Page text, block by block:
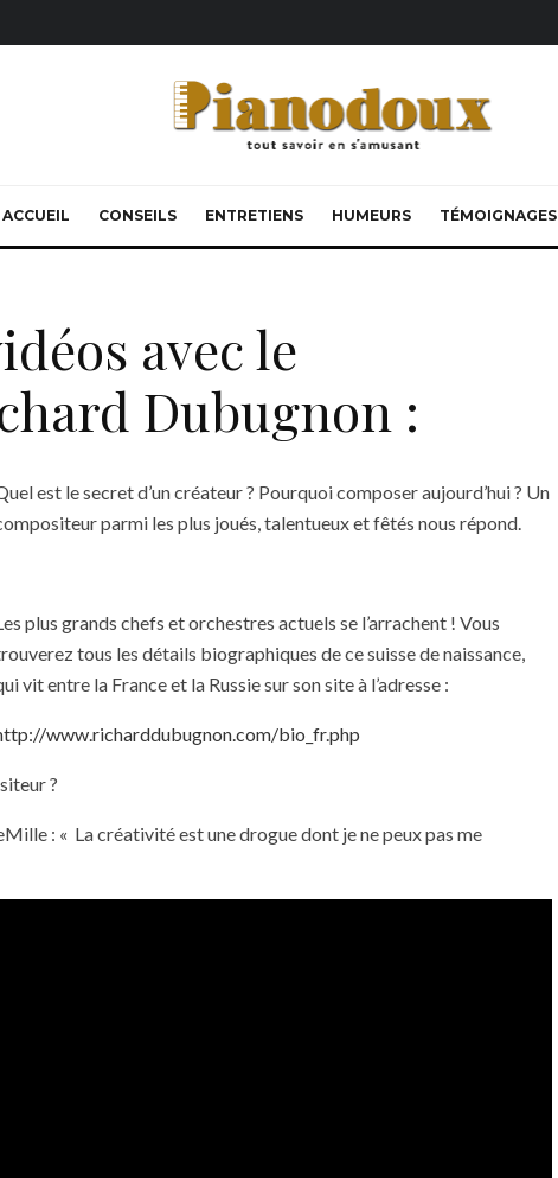
ACCUEIL CONSEILS ENTRETIENS HUMEURS TÉMOIGNAGES
avec le
Dubugnon :
est le secret d’un créateur ? Pourquoi composer aujourd’hui ? Un
parmi les plus joués, talentueux et fêtés nous répond.
plus grands chefs et orchestres actuels se l’arrachent ! Vous
tous les détails biographiques de ce suisse de naissance,
vit entre la France et la Russie sur son site à l’adresse :
www.richarddubugnon.com/bio_fr.php
?
: « La créativité est une drogue dont je ne peux pas me